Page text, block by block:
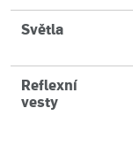
Světla
Reflexní
vesty